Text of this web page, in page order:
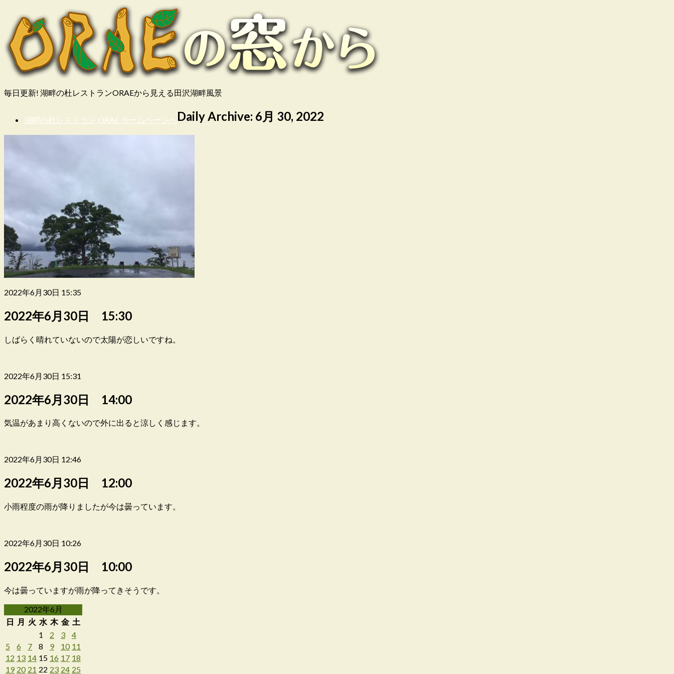
毎日更新! 湖畔の杜レストランORAEから見える田沢湖畔風景
湖畔の杜レストラン ORAE ホームページへDaily Archive: 6月 30, 2022
2022年6月30日 15:35
2022年6月30日 15:30
しばらく晴れていないので太陽が恋しいですね。
2022年6月30日 15:31
2022年6月30日 14:00
気温があまり高くないので外に出ると涼しく感じます。
2022年6月30日 12:46
2022年6月30日 12:00
小雨程度の雨が降りましたが今は曇っています。
2022年6月30日 10:26
2022年6月30日 10:00
今は曇っていますが雨が降ってきそうです。
2022年6月
日 月 火 水 木 金 土
1
2 3
4
5
6 7 8 9 10 11
12 13 14 15 16 17 18
19 20 21 22 23 24 25